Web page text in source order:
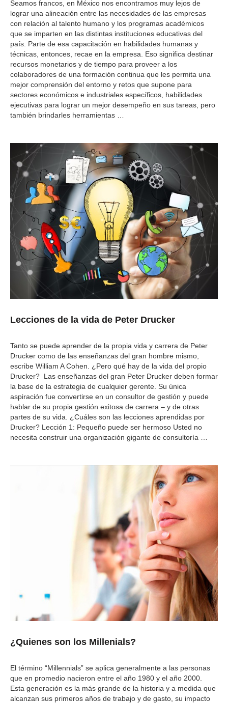
Seamos francos, en México nos encontramos muy lejos de
lograr una alineación entre las necesidades de las empresas
con relación al talento humano y los programas académicos
que se imparten en las distintas instituciones educativas del
país. Parte de esa capacitación en habilidades humanas y
técnicas, entonces, recae en la empresa. Eso significa destinar
recursos monetarios y de tiempo para proveer a los
colaboradores de una formación continua que les permita una
mejor comprensión del entorno y retos que supone para
sectores económicos e industriales específicos, habilidades
ejecutivas para lograr un mejor desempeño en sus tareas, pero
también brindarles herramientas
Lecciones de la vida de Peter Drucker
Tanto se puede aprender de la propia vida y carrera de Peter
Drucker como de las enseñanzas del gran hombre mismo,
escribe William A Cohen. ¿Pero qué hay de la vida del propio
Drucker? Las enseñanzas del gran Peter Drucker deben formar
la base de la estrategia de cualquier gerente. Su única
aspiración fue convertirse en un consultor de gestión y puede
hablar de su propia gestión exitosa de carrera – y de otras
partes de su vida. ¿Cuáles son las lecciones aprendidas por
Drucker? Lección 1: Pequeño puede ser hermoso Usted no
necesita construir una organización gigante de consultoría
¿Quienes son los Millenials?
El término “Millennials” se aplica generalmente a las personas
que en promedio nacieron entre el año 1980 y el año 2000.
Esta generación es la más grande de la historia y a medida que
alcanzan sus primeros años de trabajo y de gasto, su impacto